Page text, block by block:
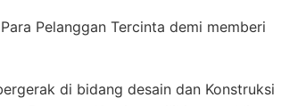
Pelanggan Tercinta demi memberi
di bidang desain dan Konstruksi